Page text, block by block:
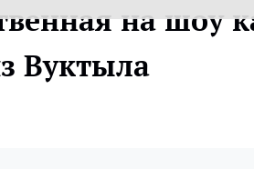
на шоу
Вуктыла